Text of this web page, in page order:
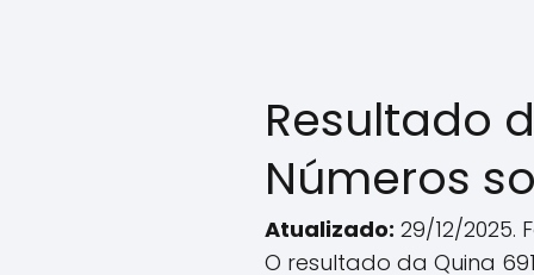
Resultado
Números
Atualizado: 29/12/2025.
O resultado da Quina